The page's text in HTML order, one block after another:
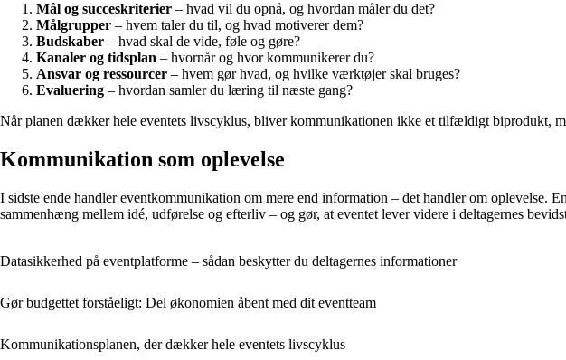
Mål og succeskriterier – hvad vil du opnå, og hvordan måler du det?
Målgrupper – hvem taler du til, og hvad motiverer dem?
Budskaber – hvad skal de vide, føle og gøre?
Kanaler og tidsplan – hvornår og hvor kommunikerer du?
Ansvar og ressourcer – hvem gør hvad, og hvilke værktøjer skal bruges?
Evaluering – hvordan samler du læring til næste gang?
Når planen dækker hele eventets livscyklus, bliver kommunikationen ikke et tilfældigt biprodukt,
Kommunikation som oplevelse
I sidste ende handler eventkommunikation om mere end information – det handler om oplevelse.
sammenhæng mellem idé, udførelse og efterliv – og gør, at eventet lever videre i deltagernes
Datasikkerhed på eventplatforme – sådan beskytter du deltagernes informationer
Gør budgettet forståeligt: Del økonomien åbent med dit eventteam
Kommunikationsplanen, der dækker hele eventets livscyklus